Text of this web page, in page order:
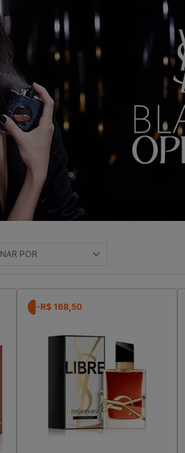
POR
-R$ 168,50